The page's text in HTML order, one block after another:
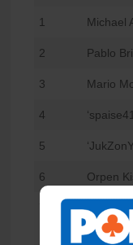
1 Michael
2 Pablo
3 Mario
4
5
6 Orpen
Wenjie
Huang